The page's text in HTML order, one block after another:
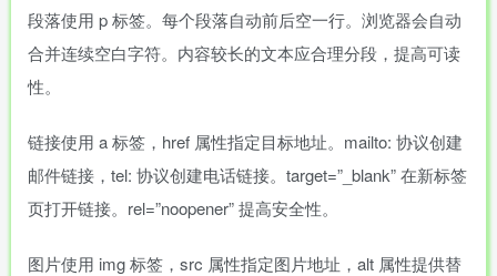
段落使用 p 标签。每个段落自动前后空一行。浏览器会自动
合并连续空白字符。内容较长的文本应合理分段，提高可读
性。
链接使用 a 标签，href 属性指定目标地址。mailto: 协议创建
邮件链接，tel: 协议创建电话链接。target=”_blank” 在新标签
页打开链接。rel=”noopener” 提高安全性。
图片使用 img 标签，src 属性指定图片地址，alt 属性提供替